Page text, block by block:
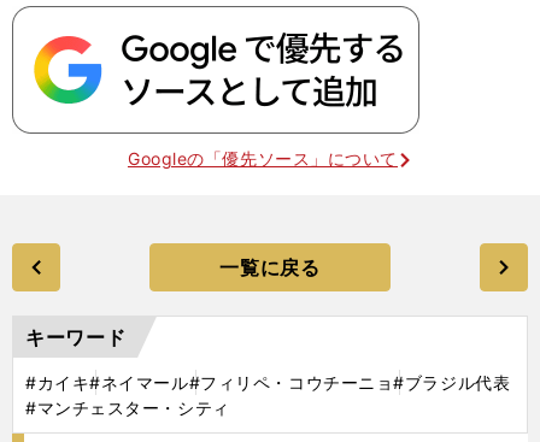
Googleの「優先ソース」について
一覧に戻る
キーワード
#カイキ#ネイマール#フィリペ・コウチーニョ#ブラジル代表
#マンチェスター・シティ